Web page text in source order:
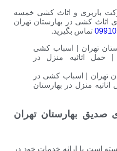
و اثاث کشی خمسه
بهارستان تهران
کشی در
بهارستان
تهران
خدمات خود در